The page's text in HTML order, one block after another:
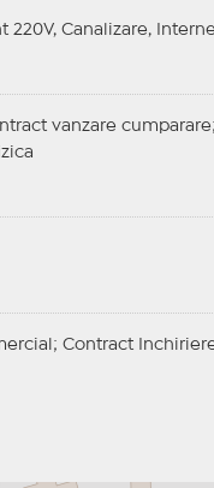
220V, Canalizare,
vanzare cumparare;
Contract